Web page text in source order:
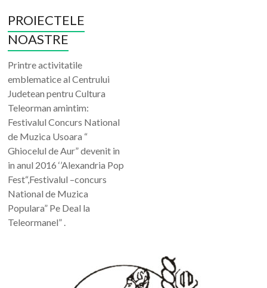
PROIECTELE
NOASTRE
Printre activitatile
emblematice al Centrului
Judetean pentru Cultura
Teleorman amintim:
Festivalul Concurs National
de Muzica Usoara “
Ghiocelul de Aur” devenit in
in anul 2016 ‘’Alexandria Pop
Fest“,Festivalul –concurs
National de Muzica
Populara” Pe Deal la
Teleormanel” .